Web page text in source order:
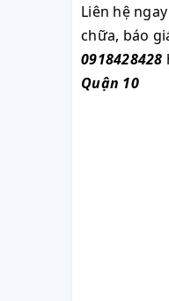
Liên hệ
chữa, báo
0918428428
Quận 10